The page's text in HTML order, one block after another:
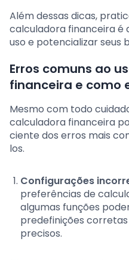
Além dessas dicas,
calculadora financeira é
uso e potencializar seus
Erros comuns ao
financeira e como
Mesmo com todo
calculadora financeira
ciente dos erros mais
los.
Configurações
preferências de
algumas funções
predefinições
precisos.